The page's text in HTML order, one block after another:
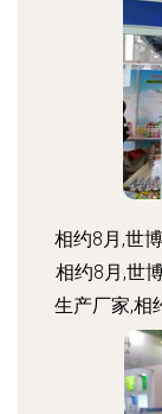
相约8月,世
相约8月,世
生产厂家,相